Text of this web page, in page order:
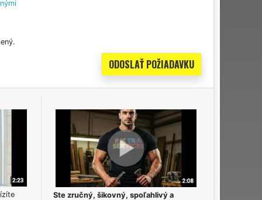
Ste zručný, šikovný, spoľahlivý a